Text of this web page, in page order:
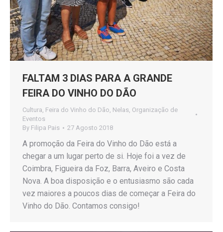
FALTAM 3 DIAS PARA A GRANDE
FEIRA DO VINHO DO DÃO
Cultura Feira do Vinho do Dão Nelas Organização de
Eventos
By Filipa Pais 27 Agosto 2018
A promoção da Feira do Vinho do Dão está a
chegar a um lugar perto de si. Hoje foi a vez de
Coimbra, Figueira da Foz, Barra, Aveiro e Costa
Nova. A boa disposição e o entusiasmo são cada
vez maiores a poucos dias de começar a Feira do
Vinho do Dão. Contamos consigo!